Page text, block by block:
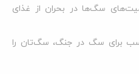
۵۰٪ مسمومیت‌های سگ‌ها در بحران از غذای
برای سگ در جنگ، سگ‌تان را